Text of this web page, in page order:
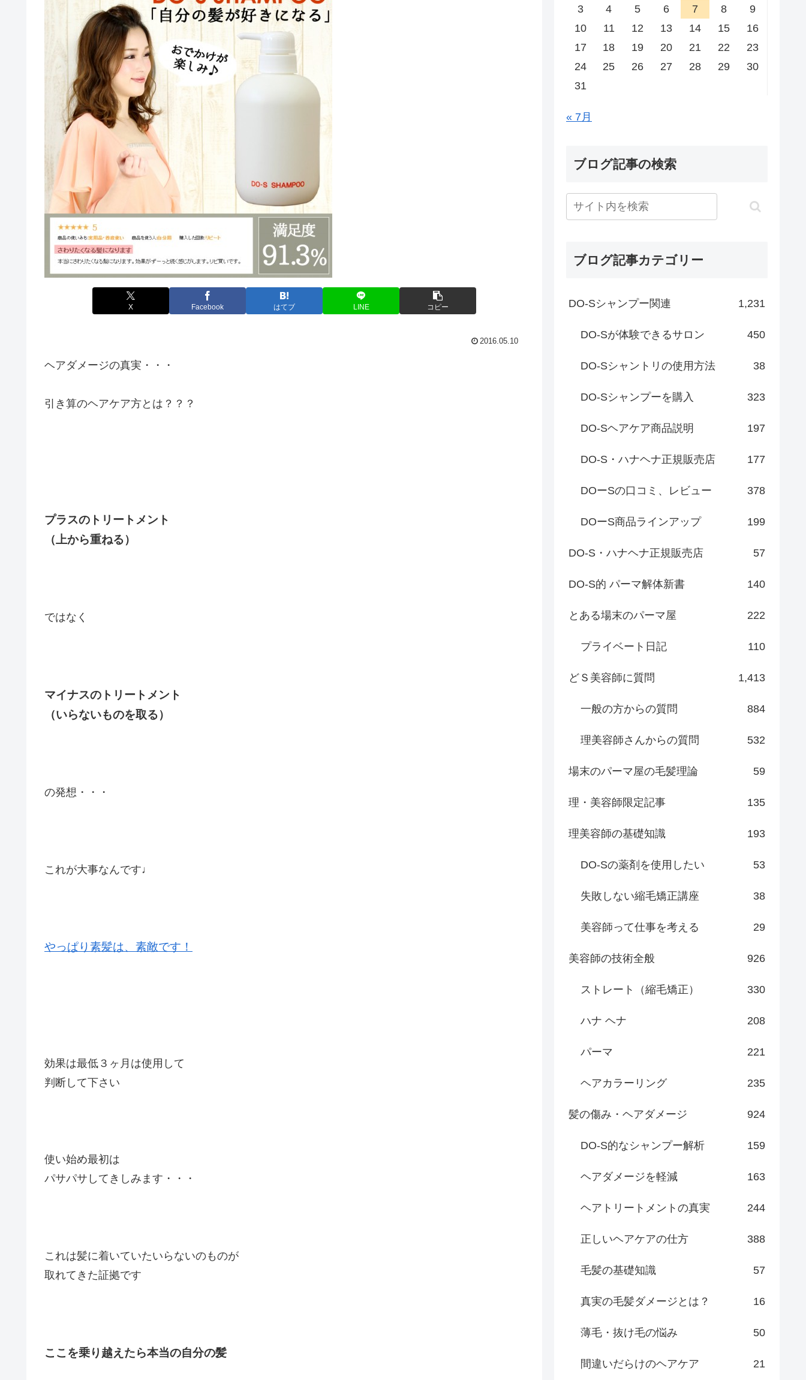
X Facebook はてブ LINE コピー
2016.05.10
ヘアダメージの真実・・・
引き算のヘアケア方とは？？？
プラスのトリートメント
（上から重ねる）
ではなく
マイナスのトリートメント
（いらないものを取る）
の発想・・・
これが大事なんです♩
やっぱり素髪は、素敵です！
効果は最低３ヶ月は使用して
判断して下さい
使い始め最初は
パサパサしてきしみます・・・
これは髪に着いていたいらないのものが
取れてきた証拠です
ここを乗り越えたら本当の自分の髪
3
4 5 6 7 8
9
10
11 12 13 14 15
16
17
18 19 20 21 22
23
24
25 26 27 28 29
30
31
« 7月
ブログ記事の検索
ブログ記事カテゴリー
DO-Sシャンプー関連 1,231
DO-Sが体験できるサロン 450
DO-Sシャントリの使用方法 38
DO-Sシャンプーを購入 323
DO-Sヘアケア商品説明 197
DO-S・ハナヘナ正規販売店 177
DOーSの口コミ、レビュー 378
DOーS商品ラインアップ 199
DO-S・ハナヘナ正規販売店 57
DO-S的 パーマ解体新書 140
とある場末のパーマ屋 222
プライベート日記 110
どＳ美容師に質問 1,413
一般の方からの質問 884
理美容師さんからの質問 532
場末のパーマ屋の毛髪理論 59
理・美容師限定記事 135
理美容師の基礎知識 193
DO-Sの薬剤を使用したい 53
失敗しない縮毛矯正講座 38
美容師って仕事を考える 29
美容師の技術全般 926
ストレート（縮毛矯正） 330
ハナ ヘナ 208
パーマ 221
ヘアカラーリング 235
髪の傷み・ヘアダメージ 924
DO-S的なシャンプー解析 159
ヘアダメージを軽減 163
ヘアトリートメントの真実 244
正しいヘアケアの仕方 388
毛髪の基礎知識 57
真実の毛髪ダメージとは？ 16
薄毛・抜け毛の悩み 50
間違いだらけのヘアケア 21